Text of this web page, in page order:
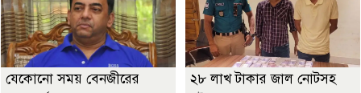
যেকোনো সময় বেনজীরের
২৮ লাখ টাকার জাল নোটসহ